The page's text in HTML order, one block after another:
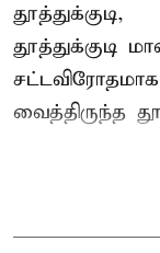
தூத்துக்குடி,
தூத்துக்குடி
வைத்திருந்த